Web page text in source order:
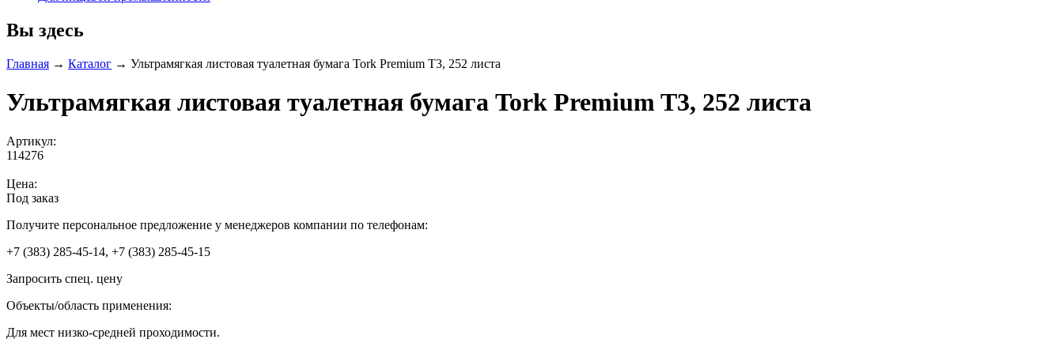
Вы здесь
Главная → Каталог → Ультрамягкая листовая туалетная бумага Tork Premium T3, 252 листа
Ультрамягкая листовая туалетная бумага Tork Premium T3, 252 листа
Артикул:
114276
Цена:
Под заказ
Получите персональное предложение у менеджеров компании по телефонам:
+7 (383) 285-45-14, +7 (383) 285-45-15
Запросить спец. цену
Объекты/область применения:
Для мест низко-средней проходимости.